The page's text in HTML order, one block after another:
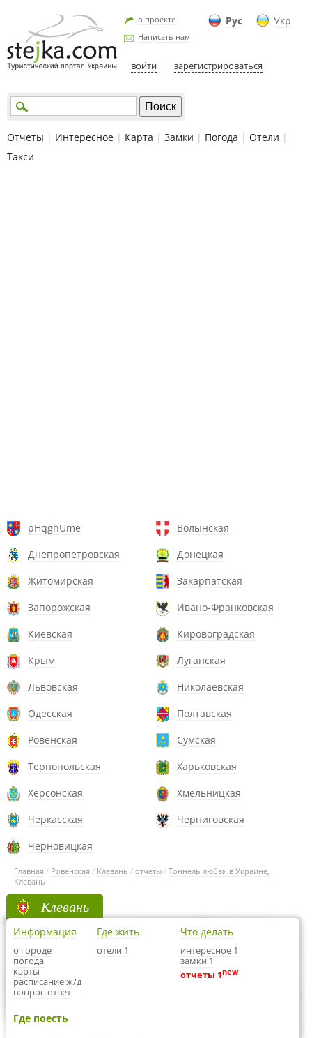
Рус Укр
о проекте
Написать нам
войти зарегистрироваться
Отчеты | Интересное | Карта | Замки | Погода | Отели |
Такси
pHqghUme
Волынская
Днепропетровская
Донецкая
Житомирская
Закарпатская
Запорожская
Ивано-Франковская
Киевская
Кировоградская
Крым
Луганская
Львовская
Николаевская
Одесская
Полтавская
Ровенская
Сумская
Тернопольская
Харьковская
Херсонская
Хмельницкая
Черкасская
Черниговская
Черновицкая
Главная / Ровенская / Клевань / отчеты / Тоннель любви в Украине,
Клевань
Клевань
Информация
о городе
погода
карты
расписание ж/д
вопрос-ответ
Где жить
отели 1
Что делать
интересное 1
замки 1
отчеты 1new
Где поесть